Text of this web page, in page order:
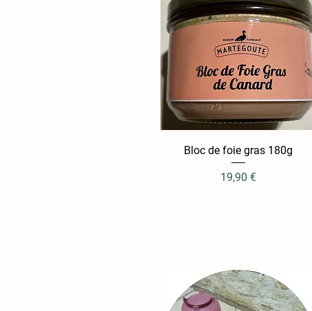
Aperçu rapide
Bloc de foie gras 180g
Prix
19,90 €